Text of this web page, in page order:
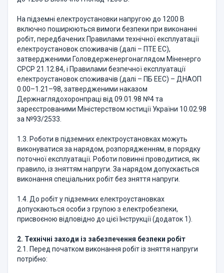
На підземні електроустановки напругою до 1200 В
включно поширюються вимоги безпеки при виконанні
робіт, передбачених Правилами технічної експлуатації
електроустановок споживачів (далі – ПТЕ ЕС),
затвердженими Головдерженергонаглядом Міненерго
СРСР 21.12.84, і Правилами безпечної експлуатації
електроустановок споживачів (далі – ПБ ЕЕС) – ДНАОП
0.00–1.21–98, затвердженими наказом
Держнаглядохоронпраці від 09.01.98 №4 та
зареєстрованими Міністерством юстиції України 10.02.98
за №93/2533.
1.3. Роботи в підземних електроустановках можуть
виконуватися за нарядом, розпорядженням, в порядку
поточної експлуатації. Роботи повинні проводитися, як
правило, із зняттям напруги. За нарядом допускається
виконання спеціальних робіт без зняття напруги.
1.4. До робіт у підземних електроустановках
допускаються особи з групою з електробезпеки,
присвоєною відповідно до цієї Інструкції (додаток 1).
2. Технічні заходи із забезпечення безпеки робіт
2.1. Перед початком виконання робіт із зняття напруги
потрібно: